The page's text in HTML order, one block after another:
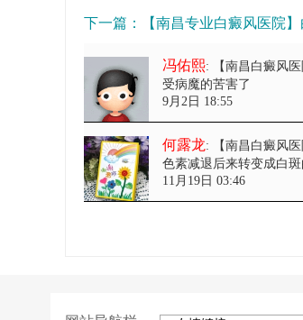
下一篇： 【南昌专业白癜风医院
冯佑熙: 【南昌白癜风
受病魔的苦害了
9月2日 18:55
何露龙: 【南昌白癜风
色素减退后来转变成白斑
11月19日 03:46